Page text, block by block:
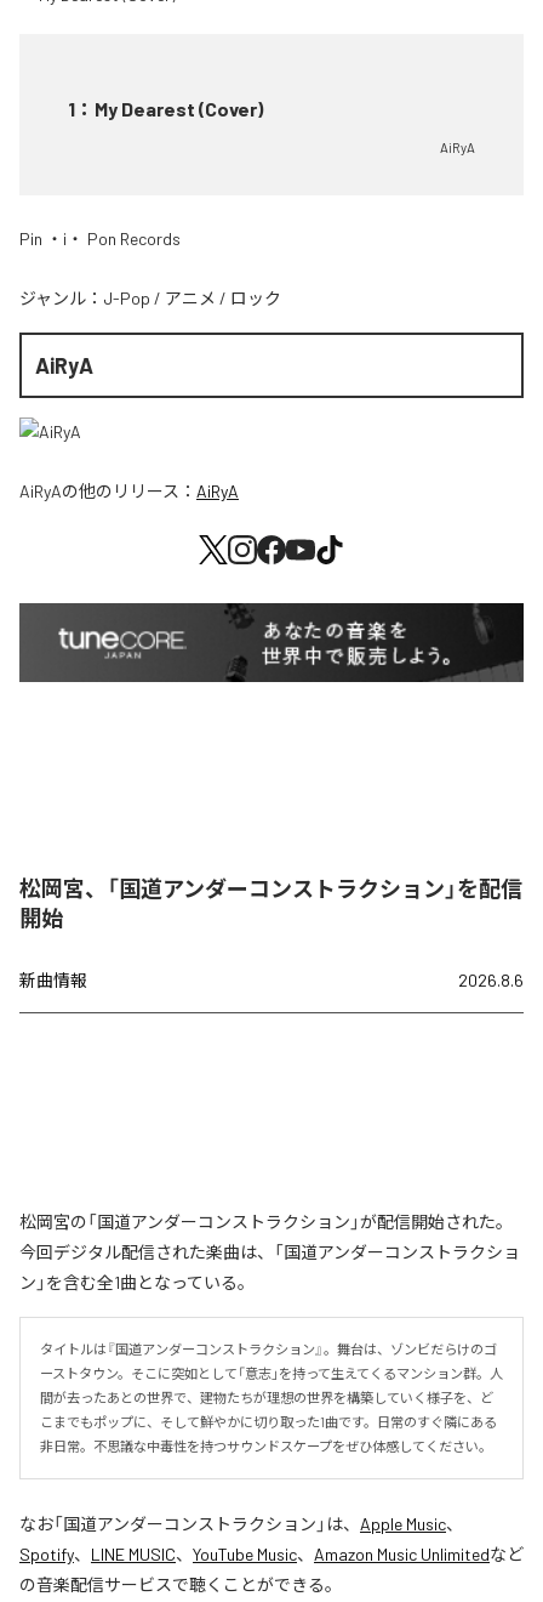
1 ： My Dearest (Cover)
AiRyA
Pin ・i・ Pon Records
ジャンル： J-Pop / アニメ / ロック
AiRyA
AiRyAの他のリリース： AiRyA
松岡宮、「国道アンダーコンストラクション」を配信
開始
新曲情報 2026.8.6
松岡宮の「国道アンダーコンストラクション」が配信開始された。
今回デジタル配信された楽曲は、「国道アンダーコンストラクショ
ン」を含む全1曲となっている。
タイトルは『国道アンダーコンストラクション』。舞台は、ゾンビだらけのゴ
ーストタウン。そこに突如として「意志」を持って生えてくるマンション群。人
間が去ったあとの世界で、建物たちが理想の世界を構築していく様子を、ど
こまでもポップに、そして鮮やかに切り取った1曲です。日常のすぐ隣にある
非日常。不思議な中毒性を持つサウンドスケープをぜひ体感してください。
なお「国道アンダーコンストラクション 」は、 Apple Music、
Spotify、 LINE MUSIC、 YouTube Music、 Amazon Music Unlimitedなど
の音楽配信サービスで聴くことができる。